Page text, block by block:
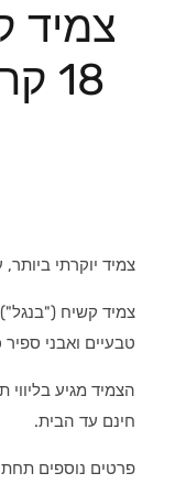
צמיד
צמיד יוקרתי ביותר,
צמיד קשיח
טבעיים ואבני
הצמיד מגיע
חינם עד הבית.
פרטים נוספים